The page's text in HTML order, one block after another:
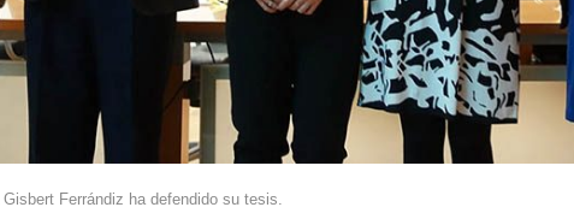
Ferrándiz ha defendido su tesis.